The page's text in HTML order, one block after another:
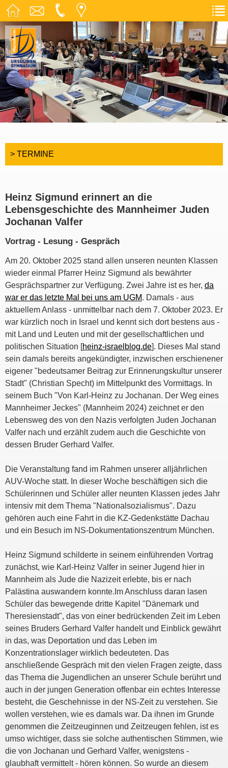
> TERMINE
Heinz Sigmund erinnert an die
Lebensgeschichte des Mannheimer Juden
Jochanan Valfer
Vortrag - Lesung - Gespräch
Am 20. Oktober 2025 stand allen unseren neunten Klassen
wieder einmal Pfarrer Heinz Sigmund als bewährter
Gesprächspartner zur Verfügung. Zwei Jahre ist es her, da
war er das letzte Mal bei uns am UGM. Damals - aus
aktuellem Anlass - unmittelbar nach dem 7. Oktober 2023. Er
war kürzlich noch in Israel und kennt sich dort bestens aus -
mit Land und Leuten und mit der gesellschaftlichen und
politischen Situation [heinz-israelblog.de]. Dieses Mal stand
sein damals bereits angekündigter, inzwischen erschienener
eigener "bedeutsamer Beitrag zur Erinnerungskultur unserer
Stadt" (Christian Specht) im Mittelpunkt des Vormittags. In
seinem Buch "Von Karl-Heinz zu Jochanan. Der Weg eines
Mannheimer Jeckes" (Mannheim 2024) zeichnet er den
Lebensweg des von den Nazis verfolgten Juden Jochanan
Valfer nach und erzählt zudem auch die Geschichte von
dessen Bruder Gerhard Valfer.
Die Veranstaltung fand im Rahmen unserer alljährlichen
AUV-Woche statt. In dieser Woche beschäftigen sich die
Schülerinnen und Schüler aller neunten Klassen jedes Jahr
intensiv mit dem Thema "Nationalsozialismus". Dazu
gehören auch eine Fahrt in die KZ-Gedenkstätte Dachau
und ein Besuch im NS-Dokumentationszentrum München.
Heinz Sigmund schilderte in seinem einführenden Vortrag
zunächst, wie Karl-Heinz Valfer in seiner Jugend hier in
Mannheim als Jude die Nazizeit erlebte, bis er nach
Palästina auswandern konnte.Im Anschluss daran lasen
Schüler das bewegende dritte Kapitel "Dänemark und
Theresienstadt", das von einer bedrückenden Zeit im Leben
seines Bruders Gerhard Valfer handelt und Einblick gewährt
in das, was Deportation und das Leben im
Konzentrationslager wirklich bedeuteten. Das
anschließende Gespräch mit den vielen Fragen zeigte, dass
das Thema die Jugendlichen an unserer Schule berührt und
auch in der jungen Generation offenbar ein echtes Interesse
besteht, die Geschehnisse in der NS-Zeit zu verstehen. Sie
wollen verstehen, wie es damals war. Da ihnen im Grunde
genommen die Zeitzeuginnen und Zeitzeugen fehlen, ist es
umso wichtiger, dass sie solche authentischen Stimmen, wie
die von Jochanan und Gerhard Valfer, wenigstens -
glaubhaft vermittelt - hören können. So wurde an diesem